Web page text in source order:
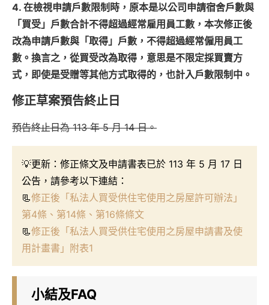
4. 在檢視申請戶數限制時，原本是以公司申請宿舍戶數與
「買受」戶數合計不得超過經常雇用員工數，本次修正後
改為申請戶數與「取得」戶數，不得超過經常僱用員工
數。換言之，從買受改為取得，意思是不限定採買賣方
式，即使是受贈等其他方式取得的，也計入戶數限制中。
修正草案預告終止日
預告終止日為 113 年 5 月 14 日。
💡更新：修正條文及申請書表已於 113 年 5 月 17 日
公告，請參考以下連結：
📃修正後「私法人買受供住宅使用之房屋許可辦法」
第4條、第14條、第16條條文
📃修正後「私法人買受供住宅使用之房屋申請書及使
用計畫書」附表1
小結及FAQ